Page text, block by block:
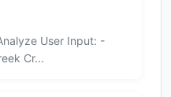
User Input: -
Cr...